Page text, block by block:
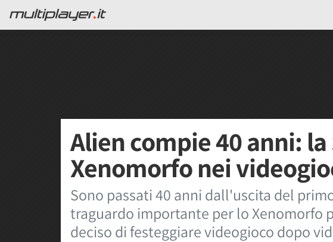
Alien compie 40 anni:
Xenomorfo nei
Sono passati 40 anni dall'uscita del
traguardo importante per lo Xenomorfo
deciso di festeggiare videogioco dopo